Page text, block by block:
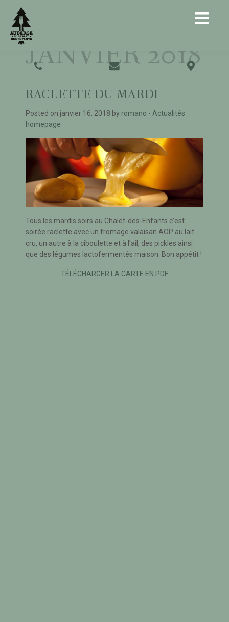
MOIS :
JANVIER 2018
RACLETTE DU MARDI
Posted on janvier 16, 2018 by romano - Actualités
homepage
Tous les mardis soirs au Chalet-des-Enfants c’est
soirée raclette avec un fromage valaisan AOP au lait
cru, un autre à la ciboulette et à l’ail, des pickles ainsi
que des légumes lactofermentés maison. Bon appétit !
TÉLÉCHARGER LA CARTE EN PDF